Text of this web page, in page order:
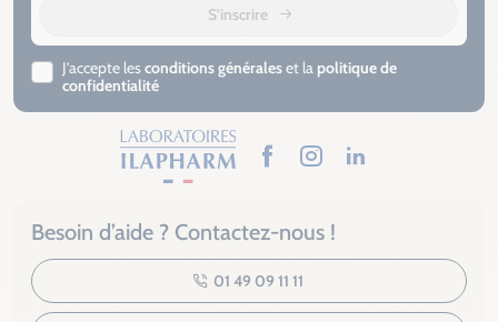
S'inscrire
J’accepte lesconditions généraleset la politique de
confidentialité
Besoin d’aide ? Contactez-nous !
01 49 09 11 11
FacebookInstagramLinkedIn